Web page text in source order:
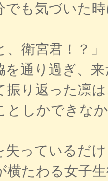
でも気づいた
、衛宮君！？」
通り過ぎ、来
振り返った凛
としかできな
失っているだ
たわる女子